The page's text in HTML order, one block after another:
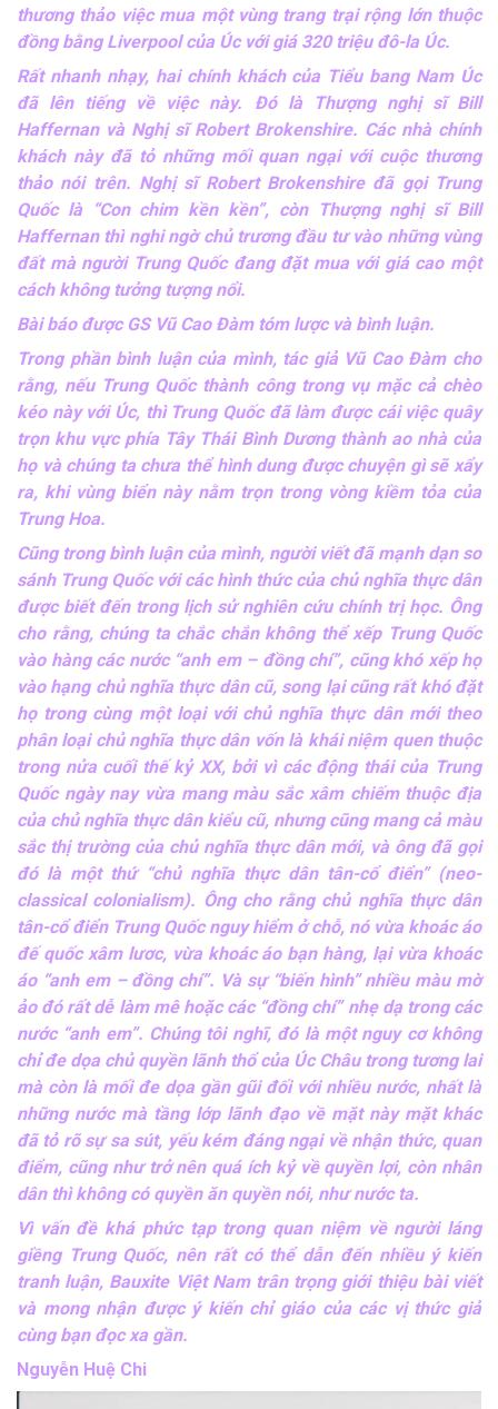
thương thảo việc mua một vùng trang trại rộng lớn thuộc
đồng bằng Liverpool của Úc với giá 320 triệu đô-la Úc.
Rất nhanh nhạy, hai chính khách của Tiểu bang Nam Úc
đã lên tiếng về việc này. Đó là Thượng nghị sĩ Bill
Haffernan và Nghị sĩ Robert Brokenshire. Các nhà chính
khách này đã tỏ những mối quan ngại với cuộc thương
thảo nói trên. Nghị sĩ Robert Brokenshire đã gọi Trung
Quốc là “Con chim kền kền”, còn Thượng nghị sĩ Bill
Haffernan thì nghi ngờ chủ trương đầu tư vào những vùng
đất mà người Trung Quốc đang đặt mua với giá cao một
cách không tưởng tượng nổi.
Bài báo được GS Vũ Cao Đàm tóm lược và bình luận.
Trong phần bình luận của mình, tác giả Vũ Cao Đàm cho
rằng, nếu Trung Quốc thành công trong vụ mặc cả chèo
kéo này với Úc, thì Trung Quốc đã làm được cái việc quây
trọn khu vực phía Tây Thái Bình Dương thành ao nhà của
họ và chúng ta chưa thể hình dung được chuyện gì sẽ xẩy
ra, khi vùng biển này nằm trọn trong vòng kiềm tỏa của
Trung Hoa.
Cũng trong bình luận của mình, người viết đã mạnh dạn so
sánh Trung Quốc với các hình thức của chủ nghĩa thực dân
được biết đến trong lịch sử nghiên cứu chính trị học. Ông
cho rằng, chúng ta chắc chắn không thể xếp Trung Quốc
vào hàng các nước “anh em – đồng chí”, cũng khó xếp họ
vào hạng chủ nghĩa thực dân cũ, song lại cũng rất khó đặt
họ trong cùng một loại với chủ nghĩa thực dân mới theo
phân loại chủ nghĩa thực dân vốn là khái niệm quen thuộc
trong nửa cuối thế kỷ XX, bởi vì các động thái của Trung
Quốc ngày nay vừa mang màu sắc xâm chiếm thuộc địa
của chủ nghĩa thực dân kiểu cũ, nhưng cũng mang cả màu
sắc thị trường của chủ nghĩa thực dân mới, và ông đã gọi
đó là một thứ “chủ nghĩa thực dân tân-cổ điển” (neo-
classical colonialism). Ông cho rằng chủ nghĩa thực dân
tân-cổ điển Trung Quốc nguy hiểm ở chỗ, nó vừa khoác áo
đế quốc xâm lươc, vừa khoác áo bạn hàng, lại vừa khoác
áo “anh em – đồng chí”. Và sự “biến hình” nhiều màu mờ
ảo đó rất dễ làm mê hoặc các “đồng chí” nhẹ dạ trong các
nước “anh em”. Chúng tôi nghĩ, đó là một nguy cơ không
chỉ đe dọa chủ quyền lãnh thổ của Úc Châu trong tương lai
mà còn là mối đe dọa gần gũi đối với nhiều nước, nhất là
những nước mà tầng lớp lãnh đạo về mặt này mặt khác
đã tỏ rõ sự sa sút, yếu kém đáng ngại về nhận thức, quan
điểm, cũng như trở nên quá ích kỷ về quyền lợi, còn nhân
dân thì không có quyền ăn quyền nói, như nước ta.
Vì vấn đề khá phức tạp trong quan niệm về người láng
giềng Trung Quốc, nên rất có thể dẫn đến nhiều ý kiến
tranh luận, Bauxite Việt Nam trân trọng giới thiệu bài viết
và mong nhận được ý kiến chỉ giáo của các vị thức giả
cùng bạn đọc xa gần.
Nguyễn Huệ Chi